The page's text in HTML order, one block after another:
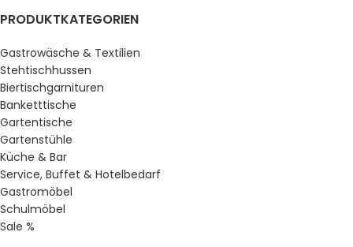
PRODUKTKATEGORIEN
Gastrowäsche & Textilien
Stehtischhussen
Biertischgarnituren
Banketttische
Gartentische
Gartenstühle
Küche & Bar
Service, Buffet & Hotelbedarf
Gastromöbel
Schulmöbel
Sale %